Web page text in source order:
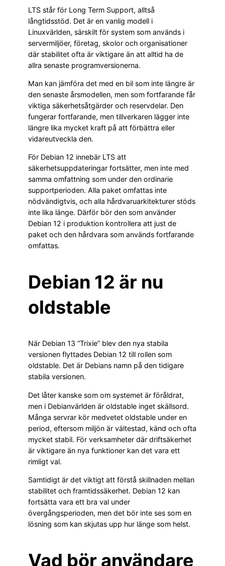
LTS står för Long Term Support, alltså
långtidsstöd. Det är en vanlig modell i
Linuxvärlden, särskilt för system som används i
servermiljöer, företag, skolor och organisationer
där stabilitet ofta är viktigare än att alltid ha de
allra senaste programversionerna.
Man kan jämföra det med en bil som inte längre är
den senaste årsmodellen, men som fortfarande får
viktiga säkerhetsåtgärder och reservdelar. Den
fungerar fortfarande, men tillverkaren lägger inte
längre lika mycket kraft på att förbättra eller
vidareutveckla den.
För Debian 12 innebär LTS att
säkerhetsuppdateringar fortsätter, men inte med
samma omfattning som under den ordinarie
supportperioden. Alla paket omfattas inte
nödvändigtvis, och alla hårdvaruarkitekturer stöds
inte lika länge. Därför bör den som använder
Debian 12 i produktion kontrollera att just de
paket och den hårdvara som används fortfarande
omfattas.
Debian 12 är nu
oldstable
När Debian 13 “Trixie” blev den nya stabila
versionen flyttades Debian 12 till rollen som
oldstable. Det är Debians namn på den tidigare
stabila versionen.
Det låter kanske som om systemet är föråldrat,
men i Debianvärlden är oldstable inget skällsord.
Många servrar kör medvetet oldstable under en
period, eftersom miljön är vältestad, känd och ofta
mycket stabil. För verksamheter där driftsäkerhet
är viktigare än nya funktioner kan det vara ett
rimligt val.
Samtidigt är det viktigt att förstå skillnaden mellan
stabilitet och framtidssäkerhet. Debian 12 kan
fortsätta vara ett bra val under
övergångsperioden, men det bör inte ses som en
lösning som kan skjutas upp hur länge som helst.
Vad bör användare